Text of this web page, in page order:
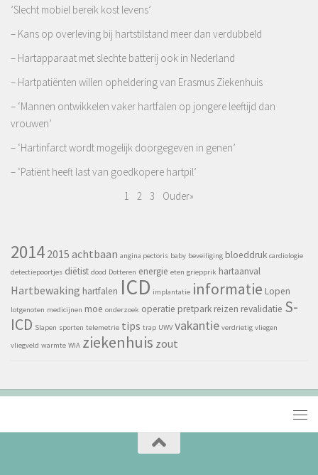
’Slecht mobiel bereik kost levens’
– Kans op overleving bij hartstilstand meer dan verdubbeld
– Hartapparaat met slechte batterij ook in Nederland
– Hartpatiënten willen opheldering van Erasmus Ziekenhuis
– ‘Mannen ontwikkelen vaker hartfalen op jongere leeftijd dan
vrouwen’
– ‘Hartinfarct wordt mogelijk doorgegeven in genen’
– ‘Patiënt heeft last van goedkopere hartpil’
1
2 3 Ouder»
2014 2015 achtbaan angina pectoris baby beveiliging bloeddruk cardiologie
detectiepoortjes diëtist dood Dotteren energie eten griepprik hartaanval
Hartbewaking hartfalen ICD implantatie informatie Lopen
lotgenoten medicijnen moe onderzoek operatie pretpark reizen revalidatie S-
ICD Slapen sporten telemetrie tips trap UWV vakantie verdrietig vliegen
vliegveld warmte WIA ziekenhuis zout